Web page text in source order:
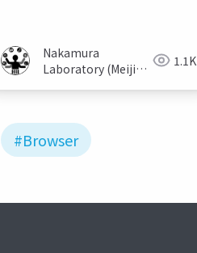
Nakamura
Laboratory (Meiji
1.1K
#Browser